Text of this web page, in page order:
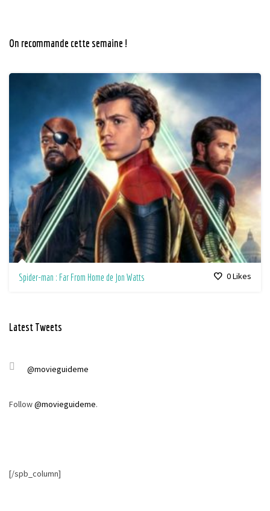
On recommande cette semaine !
Spider-man : Far From Home de Jon Watts 0Likes
Latest Tweets
@movieguideme
Follow@movieguideme.
[/spb_column]